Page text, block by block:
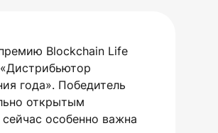
Blockchain Life
года». Победитель
открытым
особенно важна